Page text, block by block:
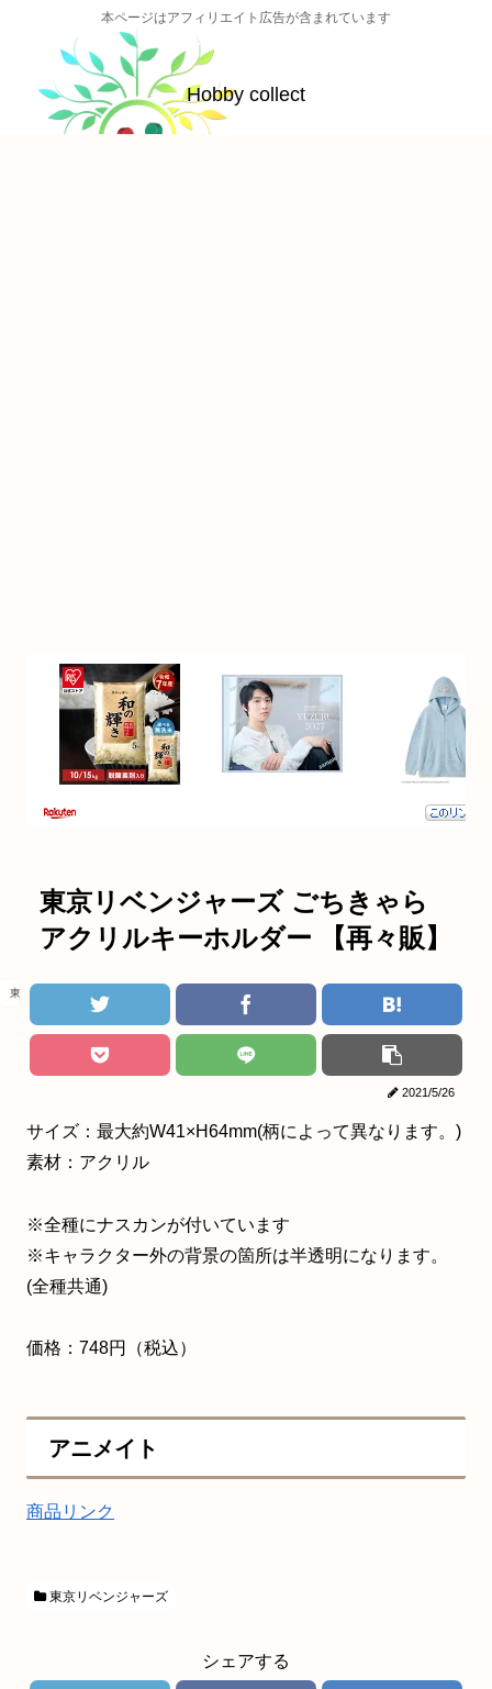
本ページはアフィリエイト広告が含まれています
Hobby collect
東京リベンジャーズ ごちきゃら
アクリルキーホルダー 【再々販】
東京リベンジャーズ
2021/5/26
サイズ：最大約W41×H64mm(柄によって異なります。)
素材：アクリル
※全種にナスカンが付いています
※キャラクター外の背景の箇所は半透明になります。
(全種共通)
価格：748円（税込）
アニメイト
商品リンク
東京リベンジャーズ
シェアする